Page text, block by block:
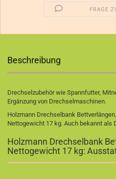
FRAGE
Beschreibung
Drechselzubehör wie Spannfutter,
Ergänzung von Drechselmaschinen.
Holzmann Drechselbank
Nettogewicht 17 kg. Auch bekannt als
Holzmann Drechselbank
Nettogewicht 17 kg: